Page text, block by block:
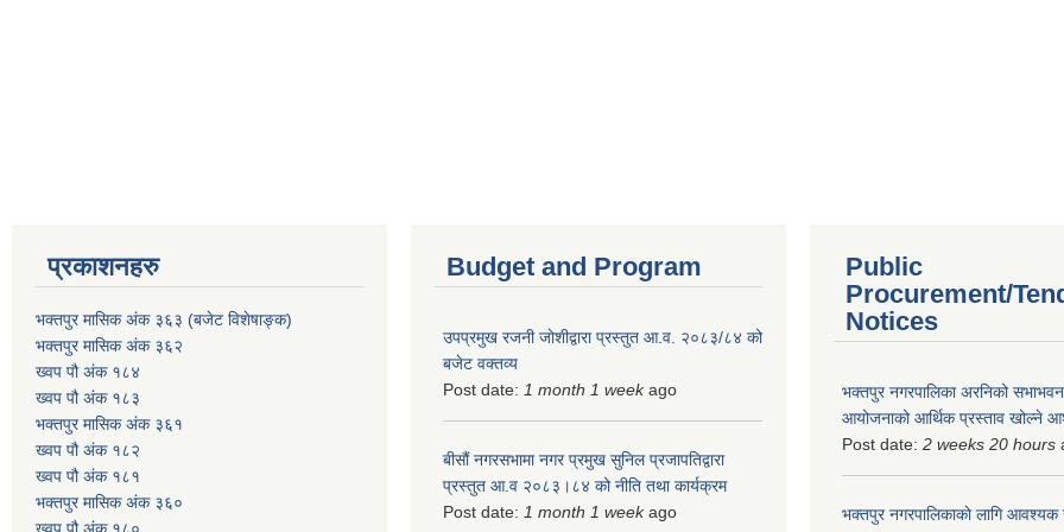
प्रकाशनहरु
भक्तपुर मासिक अंक ३६३ (बजेट विशेषाङ्क)
भक्तपुर मासिक अंक ३६२
ख्वप पौ अंक १८४
ख्वप पौ अंक १८३
भक्तपुर मासिक अंक ३६१
ख्वप पौ अंक १८२
ख्वप पौ अंक १८१
भक्तपुर मासिक अंक ३६०
ख्वप पौ अंक १८०
Budget and Program
उपप्रमुख रजनी जोशीद्वारा प्रस्तुत आ.व. २०८३/८४ को
बजेट वक्तव्य
Post date: 1 month 1 weekago
बीसौं नगरसभामा नगर प्रमुख सुनिल प्रजापतिद्वारा
प्रस्तुत आ.व‍ २०८३।८४ को नीति तथा कार्यक्रम
Post date: 1 month 1 weekago
Public
Procurement/
Notices
भक्तपुर नगरपालिका अरनिको सभाभवन
आयोजनाको आर्थिक प्रस्ताव खोल्ने
Post date: 2 weeks 20 hours
भक्तपुर नगरपालिकाकाे लागि आवश्यक